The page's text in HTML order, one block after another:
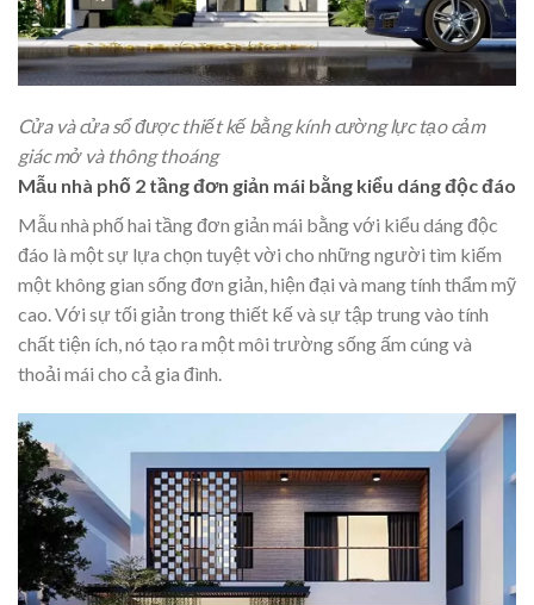
Cửa và cửa sổ được thiết kế bằng kính cường lực tạo cảm
giác mở và thông thoáng
Mẫu nhà phố 2 tầng đơn giản mái bằng kiểu dáng độc đáo
Mẫu nhà phố hai tầng đơn giản mái bằng với kiểu dáng độc
đáo là một sự lựa chọn tuyệt vời cho những người tìm kiếm
một không gian sống đơn giản, hiện đại và mang tính thẩm mỹ
cao. Với sự tối giản trong thiết kế và sự tập trung vào tính
chất tiện ích, nó tạo ra một môi trường sống ấm cúng và
thoải mái cho cả gia đình.